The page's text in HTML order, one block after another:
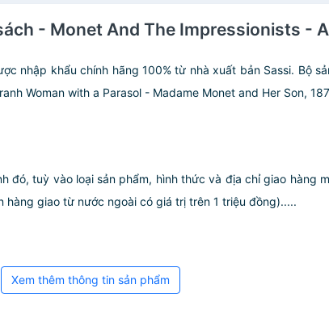
- Monet And The Impressionists -
nhập khẩu chính hãng 100% từ nhà xuất bản Sassi. Bộ
Woman with a Parasol - Madame Monet and Her Son,
đó, tuỳ vào loại sản phẩm, hình thức và địa chỉ giao hàng
giao từ nước ngoài có giá trị trên 1 triệu đồng).....
Xem thêm thông tin sản phẩm